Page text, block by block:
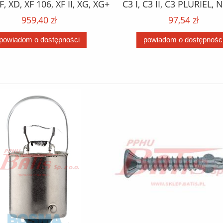
XD, XF 106, XF II, XG, XG+
959,40 zł
powiadom o dostępności
C3 I, C3 II, C3 PLURIEL,
XSARA; FORD FIESTA V,
FUSION; MAZDA 2;
1007, 107, 206, 206+,
BIPPER 1.4D 09.01-
97,54 zł
powiadom o